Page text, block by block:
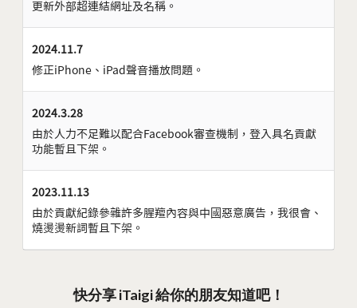
更新外部超連結網址及名稱。
2024.11.7
修正iPhone、iPad聲音播放問題。
2024.3.28
由於人力不足難以配合Facebook審查機制，登入具名貢獻
功能暫且下架。
2023.11.13
由於貢獻紀錄參雜許多腥羶內容與中國惡意廣告，我很會、
燒燙燙新詞暫且下架。
快分享 iTaigi 給你的朋友知道吧！